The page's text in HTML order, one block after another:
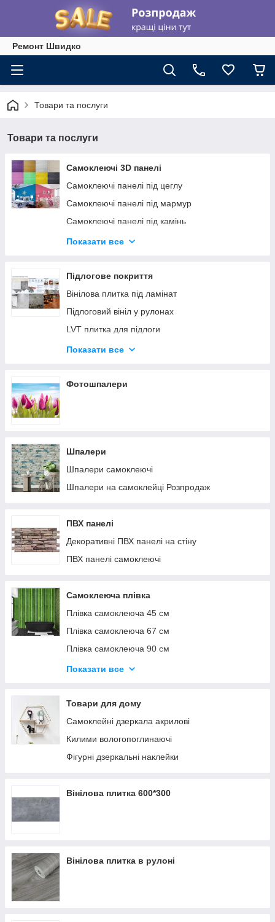
Ремонт Швидко
Товари та послуги
Товари та послуги
Самоклеючі 3D панелі
Самоклеючі панелі під цеглу
Самоклеючі панелі під мармур
Самоклеючі панелі під камінь
Самоклеючі панелі під бамбук
Стельово стінові панелі
Панелі самоклейні для кухні
Самоклеючі 3D панелі в рулонах
Панелі під цеглу з декором
Панелі дитячі
Самоклеючі панелі мозаїка
Показати все
Підлогове покриття
Вінілова плитка під ламінат
Підлоговий вініл у рулонах
LVT плитка для підлоги
Підлогове покриття пазли
Композитна плитка вулична для тераси
Показати все
Фотошпалери
Шпалери
Шпалери самоклеючі
Шпалери на самоклейці Розпродаж
ПВХ панелі
Декоративні ПВХ панелі на стіну
ПВХ панелі самоклеючі
Самоклеюча плівка
Плівка самоклеюча 45 см
Плівка самоклеюча 67 см
Плівка самоклеюча 90 см
Плівка віконна самоклеюча
Плівка самоклеюча 60см*10м
Показати все
Товари для дому
Самоклейні дзеркала акрилові
Килими вологопоглинаючі
Фігурні дзеркальні наклейки
Вінілова плитка 600*300
Вінілова плитка в рулоні